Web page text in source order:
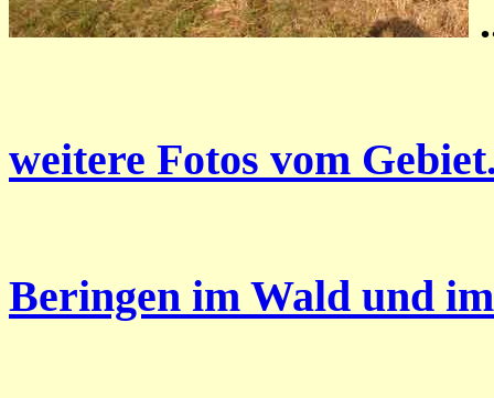
weitere Fotos vom
Beringen im Wald und